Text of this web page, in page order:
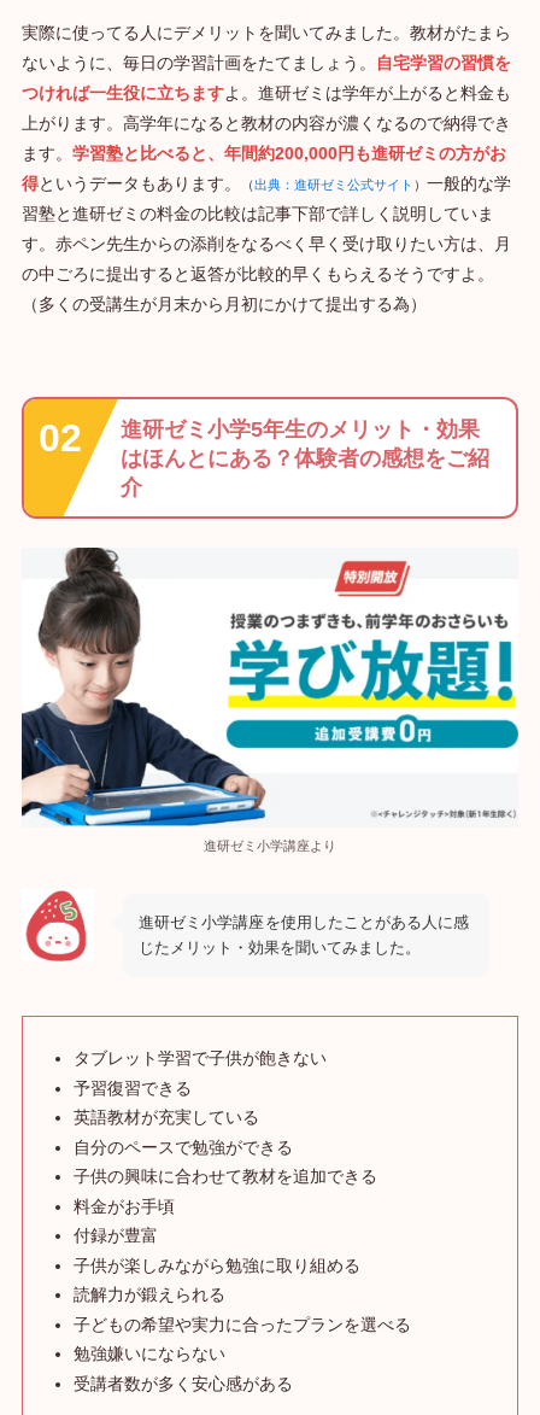
実際に使ってる人にデメリットを聞いてみました。教材がたまら
ないように、毎日の学習計画をたてましょう。
自宅学習の習慣を
つければ一生役に立ちますよ。進研ゼミは学年が上がると料金も
上がります。高学年になると教材の内容が濃くなるので納得でき
ます。 学習塾と比べると、年間約200,000円も進研ゼミの方がお
得というデータもあります。 （出典：進研ゼミ公式サイト ） 一般的な学
習塾と進研ゼミの料金の比較は記事下部で詳しく説明していま
す。赤ペン先生からの添削をなるべく早く受け取りたい方は、月
の中ごろに提出すると返答が比較的早くもらえるそうですよ。
（多くの受講生が月末から月初にかけて提出する為）
進研ゼミ小学5年生のメリット・効果
はほんとにある？体験者の感想をご紹
介
進研ゼミ小学講座より
進研ゼミ小学講座を使用したことがある人に感
じたメリット・効果を聞いてみました。
タブレット学習で子供が飽きない
予習復習できる
英語教材が充実している
自分のペースで勉強ができる
子供の興味に合わせて教材を追加できる
料金がお手頃
付録が豊富
子供が楽しみながら勉強に取り組める
読解力が鍛えられる
子どもの希望や実力に合ったプランを選べる
勉強嫌いにならない
受講者数が多く安心感がある